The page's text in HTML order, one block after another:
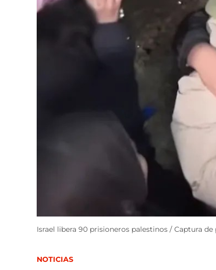
Israel libera 90 prisioneros palestinos / Captura de
POSTED
NOTICIAS